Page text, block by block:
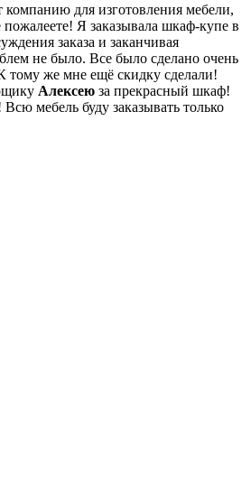
для изготовления мебели,
Я заказывала шкаф-купе в
заказа и заканчивая
не было. Все было сделано очень
тому же мне ещё скидку сделали!
Алексею за прекрасный шкаф!
мебель буду заказывать только